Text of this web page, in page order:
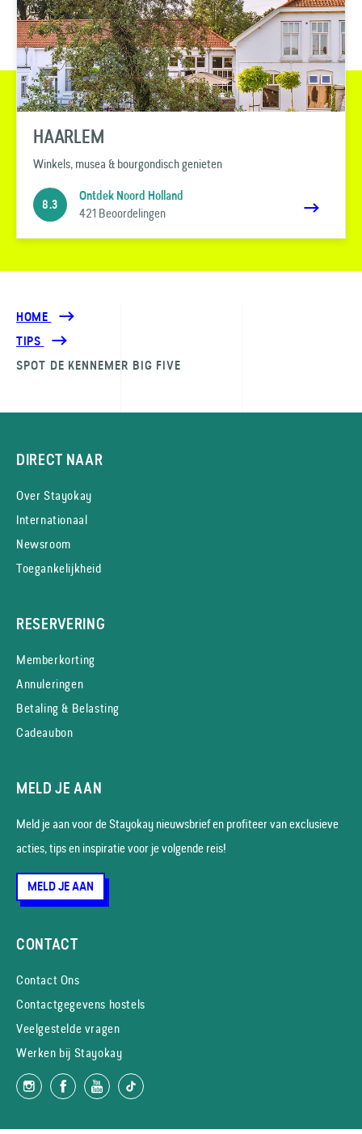
HAARLEM
Winkels, musea & bourgondisch genieten
8.3
Ontdek Noord Holland
421 Beoordelingen
HOME
TIPS
SPOT DE KENNEMER BIG FIVE
DIRECT NAAR
Over Stayokay
Internationaal
Newsroom
Toegankelijkheid
RESERVERING
Memberkorting
Annuleringen
Betaling & Belasting
Cadeaubon
MELD JE AAN
Meld je aan voor de Stayokay nieuws­brief en profiteer van exclusieve
acties, tips en inspiratie voor je volgende reis!
MELD JE AAN
CONTACT
Contact Ons
Contactgegevens hostels
Veelgestelde vragen
Werken bij Stayokay